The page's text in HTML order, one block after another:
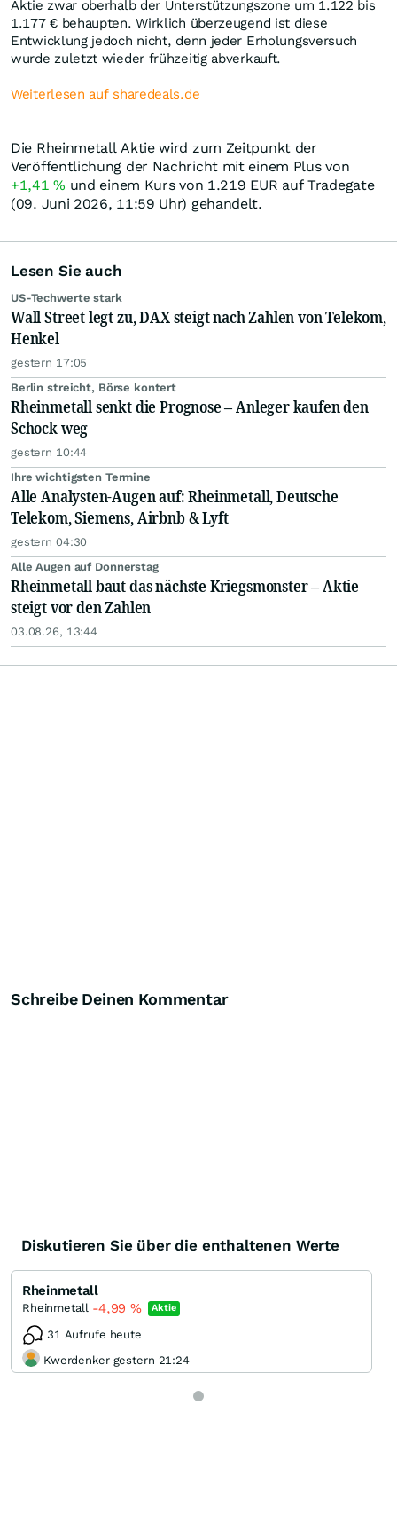
Aktie zwar oberhalb der Unterstützungszone um 1.122 bis
1.177 € behaupten. Wirklich überzeugend ist diese
Entwicklung jedoch nicht, denn jeder Erholungsversuch
wurde zuletzt wieder frühzeitig abverkauft.
Weiterlesen auf sharedeals.de
Die Rheinmetall Aktie wird zum Zeitpunkt der
Veröffentlichung der Nachricht mit einem Plus von
+1,41% und einem Kurs von 1.219 EUR auf Tradegate
(09. Juni 2026, 11:59 Uhr) gehandelt.
Lesen Sie auch
US-Techwerte stark
Wall Street legt zu, DAX steigt nach Zahlen von Telekom,
Henkel
gestern 17:05
Berlin streicht, Börse kontert
Rheinmetall senkt die Prognose – Anleger kaufen den
Schock weg
gestern 10:44
Ihre wichtigsten Termine
Alle Analysten-Augen auf: Rheinmetall, Deutsche
Telekom, Siemens, Airbnb & Lyft
gestern 04:30
Alle Augen auf Donnerstag
Rheinmetall baut das nächste Kriegsmonster – Aktie
steigt vor den Zahlen
03.08.26, 13:44
Schreibe Deinen Kommentar
Diskutieren Sie über die enthaltenen Werte
Rheinmetall
Rheinmetall -4,99 % Aktie
31 Aufrufe heute
Kwerdenker gestern 21:24